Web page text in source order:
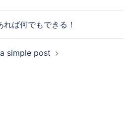
れば何でもできる！
simple post